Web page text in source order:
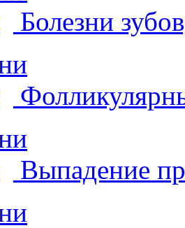
Болезни
Выпадение